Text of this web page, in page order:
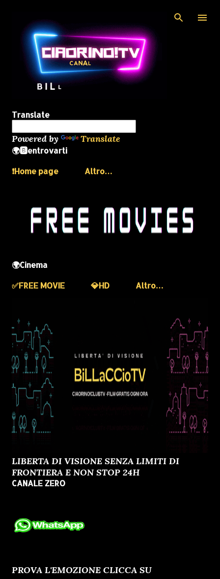
Translate
Powered by Translate
🌍🅱️entrovarti
❗️Home page
Altro…
🌍Cinema
✅️FREE MOVIE
💎HD Altro…
LIBERTA DI VISIONE SENZA LIMITI DI
FRONTIERA E NON STOP 24H
CANALE ZERO
PROVA L'EMOZIONE CLICCA SU